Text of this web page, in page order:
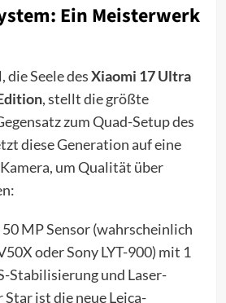
Ein Meisterwerk
die Seele desXiaomi 17 Ultra
, stellt die größte
zum Quad-Setup des
diese Generation auf eine
um Qualität über
50 MP Sensor (wahrscheinlich
oder Sony LYT-900) mit 1
Stabilisierung und Laser-
ist die neue Leica-